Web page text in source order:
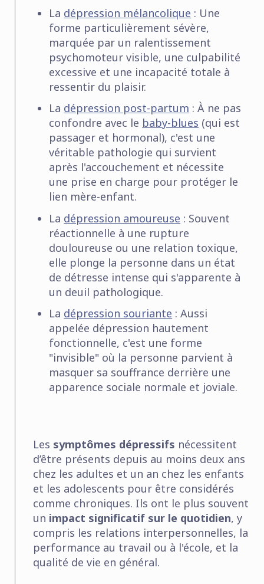
La dépression mélancolique : Une
forme particulièrement sévère,
marquée par un ralentissement
psychomoteur visible, une culpabilité
excessive et une incapacité totale à
ressentir du plaisir.
La dépression post-partum : À ne pas
confondre avec le baby-blues (qui est
passager et hormonal), c'est une
véritable pathologie qui survient
après l'accouchement et nécessite
une prise en charge pour protéger le
lien mère-enfant.
La dépression amoureuse : Souvent
réactionnelle à une rupture
douloureuse ou une relation toxique,
elle plonge la personne dans un état
de détresse intense qui s'apparente à
un deuil pathologique.
La dépression souriante : Aussi
appelée dépression hautement
fonctionnelle, c'est une forme
"invisible" où la personne parvient à
masquer sa souffrance derrière une
apparence sociale normale et joviale.
Les symptômes dépressifs nécessitent
d’être présents depuis au moins deux ans
chez les adultes et un an chez les enfants
et les adolescents pour être considérés
comme chroniques. Ils ont le plus souvent
un impact significatif sur le quotidien, y
compris les relations interpersonnelles, la
performance au travail ou à l'école, et la
qualité de vie en général.